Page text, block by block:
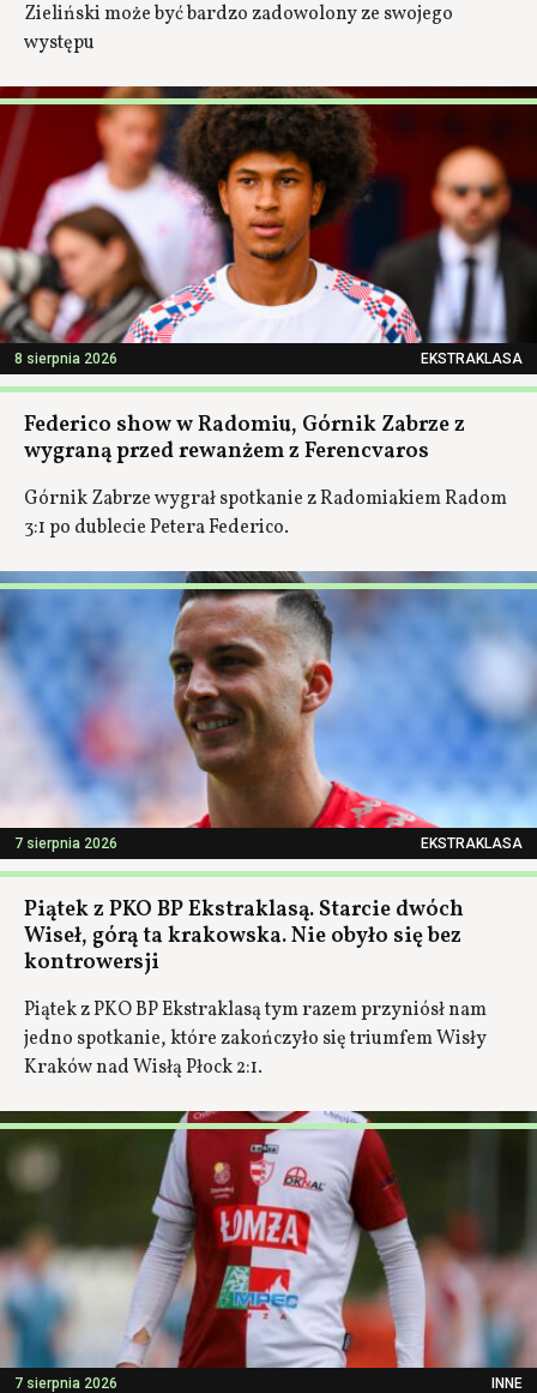
Zieliński może być bardzo zadowolony ze swojego
występu
8 sierpnia 2026 EKSTRAKLASA
Federico show w Radomiu, Górnik Zabrze z
wygraną przed rewanżem z Ferencvaros
Górnik Zabrze wygrał spotkanie z Radomiakiem Radom
3:1 po dublecie Petera Federico.
7 sierpnia 2026 EKSTRAKLASA
Piątek z PKO BP Ekstraklasą. Starcie dwóch
Wiseł, górą ta krakowska. Nie obyło się bez
kontrowersji
Piątek z PKO BP Ekstraklasą tym razem przyniósł nam
jedno spotkanie, które zakończyło się triumfem Wisły
Kraków nad Wisłą Płock 2:1.
7 sierpnia 2026 INNE